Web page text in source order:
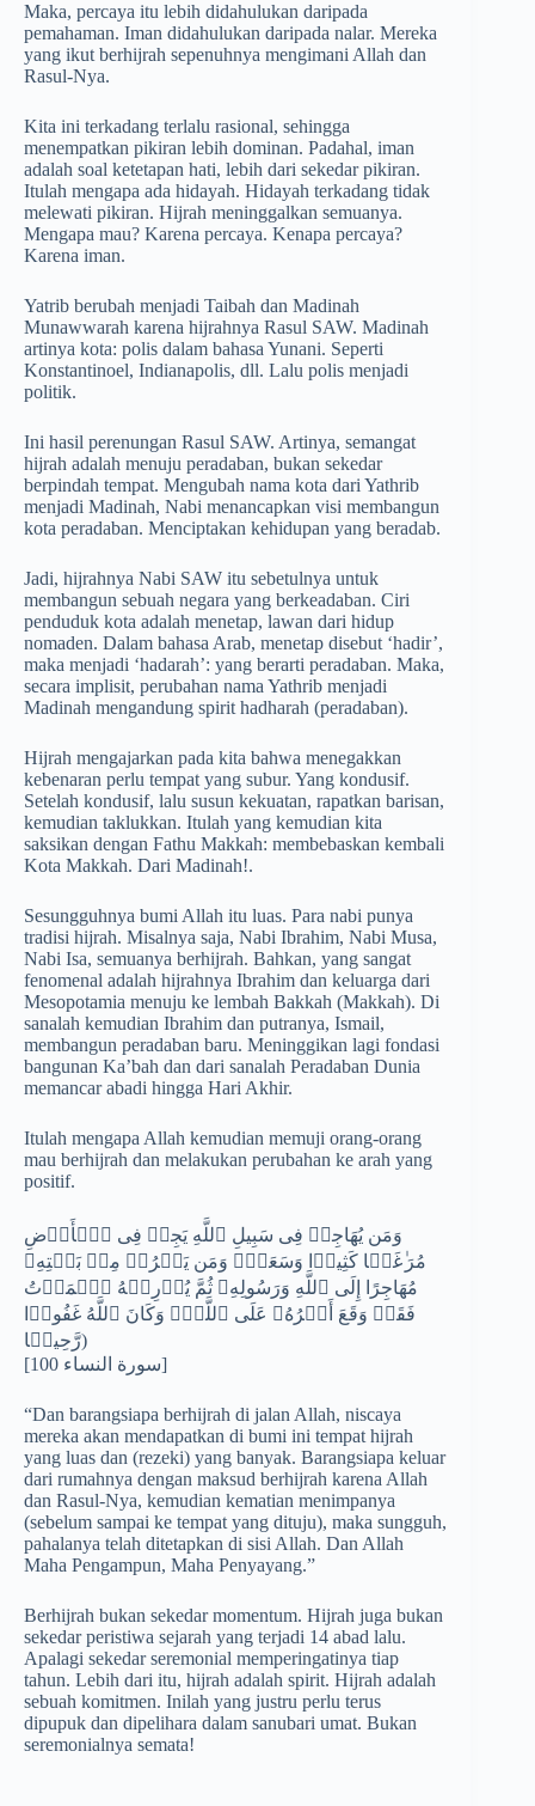
Maka, percaya itu lebih didahulukan daripada
pemahaman. Iman didahulukan daripada nalar. Mereka
yang ikut berhijrah sepenuhnya mengimani Allah dan
Rasul-Nya.
Kita ini terkadang terlalu rasional, sehingga
menempatkan pikiran lebih dominan. Padahal, iman
adalah soal ketetapan hati, lebih dari sekedar pikiran.
Itulah mengapa ada hidayah. Hidayah terkadang tidak
melewati pikiran. Hijrah meninggalkan semuanya.
Mengapa mau? Karena percaya. Kenapa percaya?
Karena iman.
Yatrib berubah menjadi Taibah dan Madinah
Munawwarah karena hijrahnya Rasul SAW. Madinah
artinya kota: polis dalam bahasa Yunani. Seperti
Konstantinoel, Indianapolis, dll. Lalu polis menjadi
politik.
Ini hasil perenungan Rasul SAW. Artinya, semangat
hijrah adalah menuju peradaban, bukan sekedar
berpindah tempat. Mengubah nama kota dari Yathrib
menjadi Madinah, Nabi menancapkan visi membangun
kota peradaban. Menciptakan kehidupan yang beradab.
Jadi, hijrahnya Nabi SAW itu sebetulnya untuk
membangun sebuah negara yang berkeadaban. Ciri
penduduk kota adalah menetap, lawan dari hidup
nomaden. Dalam bahasa Arab, menetap disebut ‘hadir’,
maka menjadi ‘hadarah’: yang berarti peradaban. Maka,
secara implisit, perubahan nama Yathrib menjadi
Madinah mengandung spirit hadharah (peradaban).
Hijrah mengajarkan pada kita bahwa menegakkan
kebenaran perlu tempat yang subur. Yang kondusif.
Setelah kondusif, lalu susun kekuatan, rapatkan barisan,
kemudian taklukkan. Itulah yang kemudian kita
saksikan dengan Fathu Makkah: membebaskan kembali
Kota Makkah. Dari Madinah!.
Sesungguhnya bumi Allah itu luas. Para nabi punya
tradisi hijrah. Misalnya saja, Nabi Ibrahim, Nabi Musa,
Nabi Isa, semuanya berhijrah. Bahkan, yang sangat
fenomenal adalah hijrahnya Ibrahim dan keluarga dari
Mesopotamia menuju ke lembah Bakkah (Makkah). Di
sanalah kemudian Ibrahim dan putranya, Ismail,
membangun peradaban baru. Meninggikan lagi fondasi
bangunan Ka’bah dan dari sanalah Peradaban Dunia
memancar abadi hingga Hari Akhir.
Itulah mengapa Allah kemudian memuji orang-orang
mau berhijrah dan melakukan perubahan ke arah yang
positif.
وَمَن یُهَاجِرۡ فِی سَبِیلِ ٱللَّهِ یَجِدۡ فِی ٱلۡأَرۡضِ
مُرَ ٰ⁠غَمࣰا كَثِیرࣰا وَسَعَةࣰۚ وَمَن یَخۡرُجۡ مِنۢ بَیۡتِهِۦ
مُهَاجِرًا إِلَى ٱللَّهِ وَرَسُولِهِۦ ثُمَّ یُدۡرِكۡهُ ٱلۡمَوۡتُ
فَقَدۡ وَقَعَ أَجۡرُهُۥ عَلَى ٱللَّهِۗ وَكَانَ ٱللَّهُ غَفُورࣰا
رَّحِیمࣰا)
[سورة النساء 100]
“Dan barangsiapa berhijrah di jalan Allah, niscaya
mereka akan mendapatkan di bumi ini tempat hijrah
yang luas dan (rezeki) yang banyak. Barangsiapa keluar
dari rumahnya dengan maksud berhijrah karena Allah
dan Rasul-Nya, kemudian kematian menimpanya
(sebelum sampai ke tempat yang dituju), maka sungguh,
pahalanya telah ditetapkan di sisi Allah. Dan Allah
Maha Pengampun, Maha Penyayang.”
Berhijrah bukan sekedar momentum. Hijrah juga bukan
sekedar peristiwa sejarah yang terjadi 14 abad lalu.
Apalagi sekedar seremonial memperingatinya tiap
tahun. Lebih dari itu, hijrah adalah spirit. Hijrah adalah
sebuah komitmen. Inilah yang justru perlu terus
dipupuk dan dipelihara dalam sanubari umat. Bukan
seremonialnya semata!